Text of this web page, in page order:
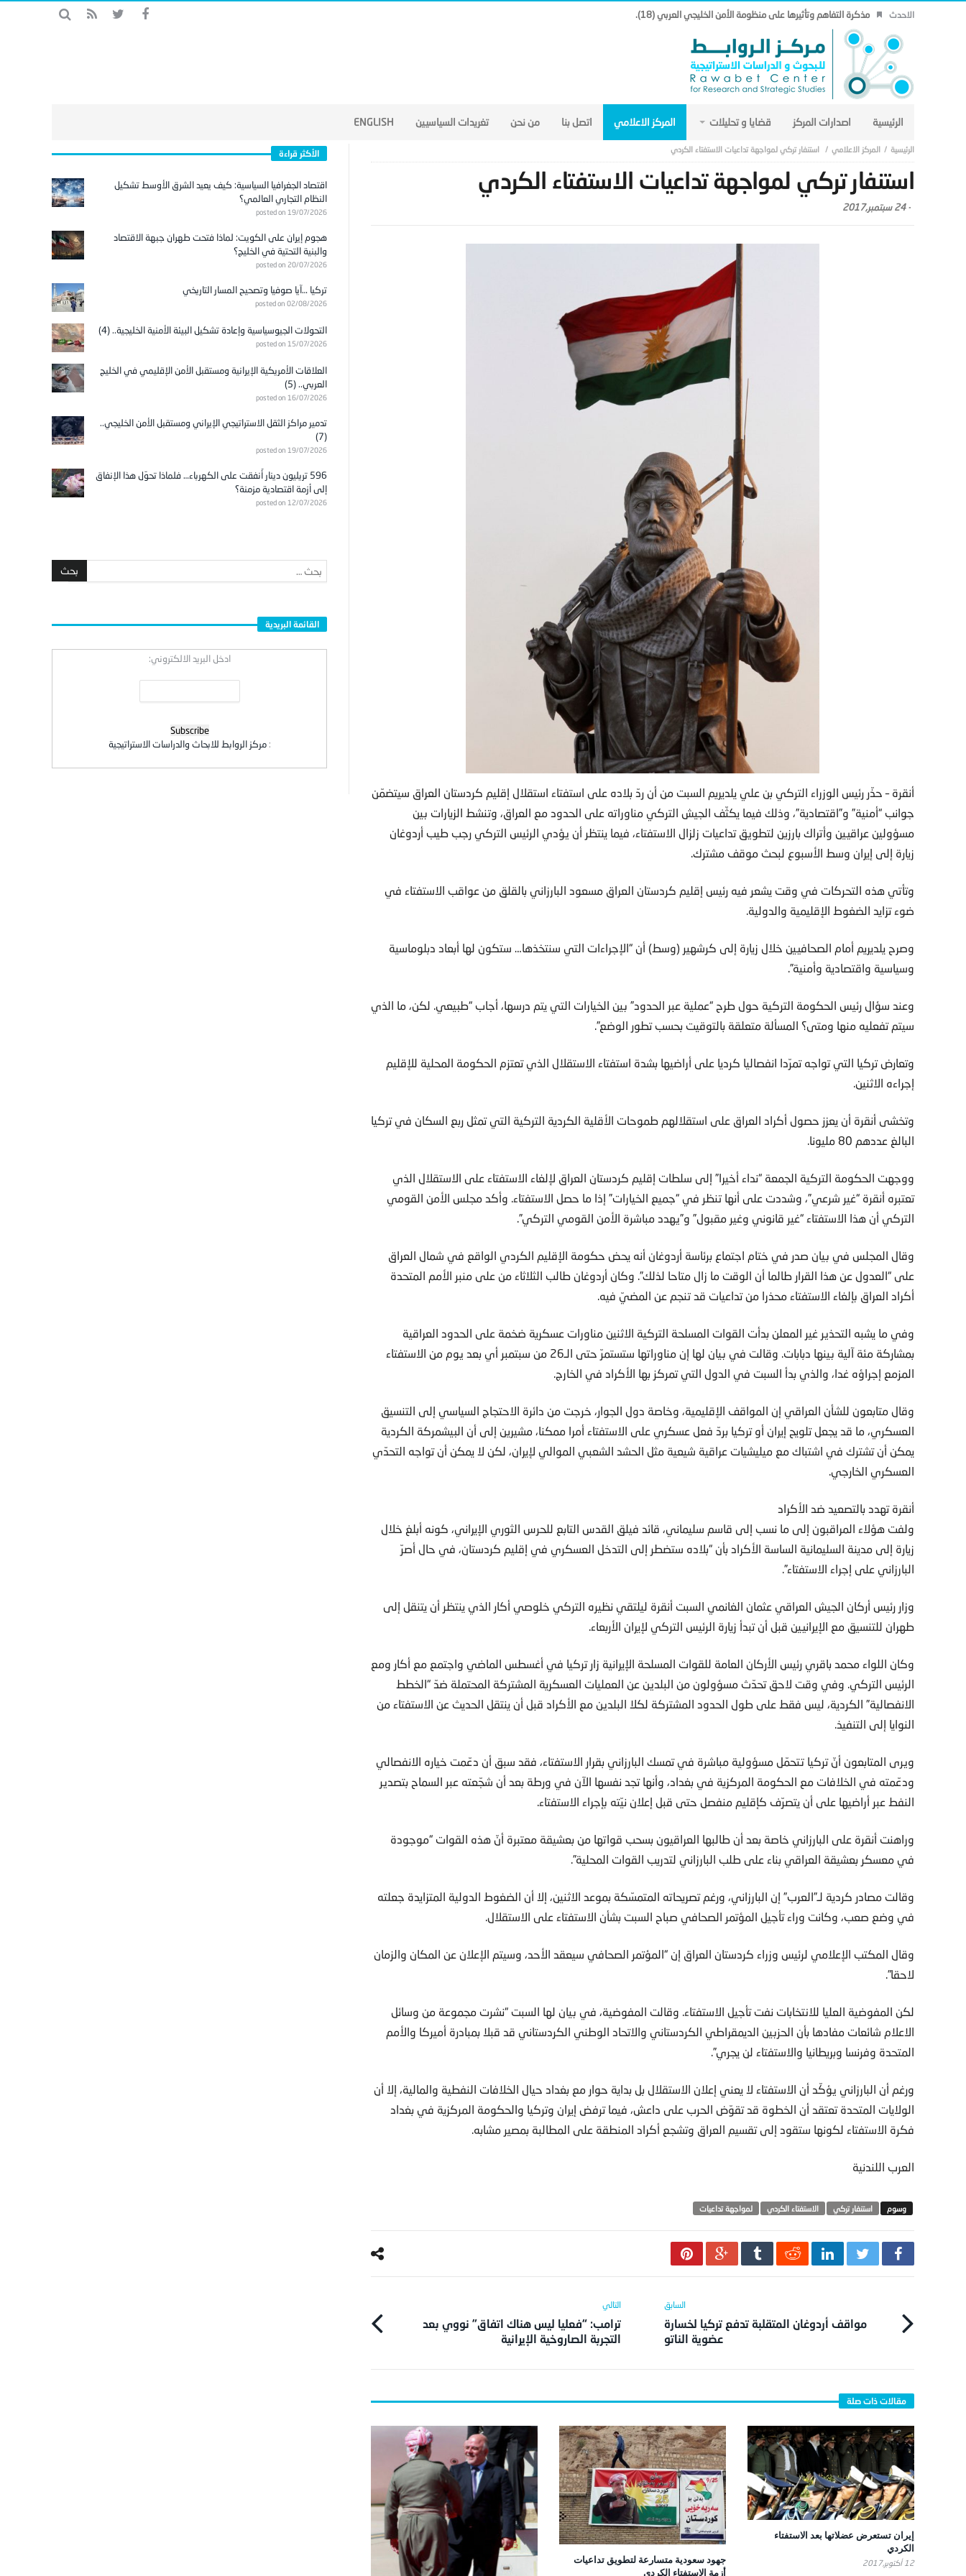
الاحدث مذكرة التفاهم وتأثيرها على منظومة الأمن الخليجي العربي (18).
الرئيسية اصدارات المركز قضايا و تحليلات المركز الاعلامي اتصل بنا من نحن تغريدات السياسيين ENGLISH
المركز الاعلامي استنفار تركي لمواجهة تداعيات الاستفتاء الكردي
استنفار تركي لمواجهة تداعيات الاستفتاء الكردي
-24 سبتمبر,2017
أنقرة – حذّر رئيس الوزراء التركي بن علي يلديريم السبت من أن ردّ بلاده على استفتاء استقلال إقليم كردستان العراق سيتضمّن
جوانب “أمنية” و”اقتصادية”، وذلك فيما يكثّف الجيش التركي مناوراته على الحدود مع العراق، وتنشط الزيارات بين
مسؤولين عراقيين وأتراك بارزين لتطويق تداعيات زلزال الاستفتاء، فيما ينتظر أن يؤدي الرئيس التركي رجب طيب أردوغان
زيارة إلى إيران وسط الأسبوع لبحث موقف مشترك.
وتأتي هذه التحركات في وقت يشعر فيه رئيس إقليم كردستان العراق مسعود البارزاني بالقلق من عواقب الاستفتاء في
ضوء تزايد الضغوط الإقليمية والدولية.
وصرح يلديريم أمام الصحافيين خلال زيارة إلى كرشهير (وسط) أن “الإجراءات التي سنتخذها… ستكون لها أبعاد دبلوماسية
وسياسية واقتصادية وأمنية”.
وعند سؤال رئيس الحكومة التركية حول طرح “عملية عبر الحدود” بين الخيارات التي يتم درسها، أجاب “طبيعي. لكن، ما الذي
سيتم تفعليه منها ومتى؟ المسألة متعلقة بالتوقيت بحسب تطور الوضع”.
وتعارض تركيا التي تواجه تمرّدا انفصاليا كرديا على أراضيها بشدة استفتاء الاستقلال الذي تعتزم الحكومة المحلية للإقليم
إجراءه الاثنين.
وتخشى أنقرة أن يعزز حصول أكراد العراق على استقلالهم طموحات الأقلية الكردية التركية التي تمثل ربع السكان في تركيا
البالغ عددهم 80 مليونا.
ووجهت الحكومة التركية الجمعة “نداء أخيرا” إلى سلطات إقليم كردستان العراق لإلغاء الاستفتاء على الاستقلال الذي
تعتبره أنقرة “غير شرعي”، وشددت على أنها تنظر في “جميع الخيارات” إذا ما حصل الاستفتاء. وأكد مجلس الأمن القومي
التركي أن هذا الاستفتاء “غير قانوني وغير مقبول” و”يهدد مباشرة الأمن القومي التركي”.
وقال المجلس في بيان صدر في ختام اجتماع برئاسة أردوغان أنه يحض حكومة الإقليم الكردي الواقع في شمال العراق
على “العدول عن هذا القرار طالما أن الوقت ما زال متاحا لذلك”. وكان أردوغان طالب الثلاثاء من على منبر الأمم المتحدة
أكراد العراق بإلغاء الاستفتاء محذرا من تداعيات قد تنجم عن المضيّ فيه.
وفي ما يشبه التحذير غير المعلن بدأت القوات المسلحة التركية الاثنين مناورات عسكرية ضخمة على الحدود العراقية
بمشاركة مئة آلية بينها دبابات. وقالت في بيان لها إن مناوراتها ستستمرّ حتى الـ26 من سبتمبر أي بعد يوم من الاستفتاء
المزمع إجراؤه غدا، والذي بدأ السبت في الدول التي تمركز بها الأكراد في الخارج.
وقال متابعون للشأن العراقي إن المواقف الإقليمية، وخاصة دول الجوار، خرجت من دائرة الاحتجاج السياسي إلى التنسيق
العسكري، ما قد يجعل تلويح إيران أو تركيا بردّ فعل عسكري على الاستفتاء أمرا ممكنا، مشيرين إلى أن البيشمركة الكردية
يمكن أن تشترك في اشتباك مع ميليشيات عراقية شيعية مثل الحشد الشعبي الموالي لإيران، لكن لا يمكن أن تواجه التحدّي
العسكري الخارجي.
أنقرة تهدد بالتصعيد ضد الأكراد
ولفت هؤلاء المراقبون إلى ما نسب إلى قاسم سليماني، قائد فيلق القدس التابع للحرس الثوري الإيراني، كونه أبلغ خلال
زيارة إلى مدينة السليمانية الساسة الأكراد بأن “بلاده ستضطر إلى التدخل العسكري في إقليم كردستان، في حال أصرّ
البارزاني على إجراء الاستفتاء”.
وزار رئيس أركان الجيش العراقي عثمان الغانمي السبت أنقرة ليلتقي نظيره التركي خلوصي أكار الذي ينتظر أن يتنقل إلى
طهران للتنسيق مع الإيرانيين قبل أن تبدأ زيارة الرئيس التركي لإيران الأربعاء.
وكان اللواء محمد باقري رئيس الأركان العامة للقوات المسلحة الإيرانية زار تركيا في أغسطس الماضي واجتمع مع أكار ومع
الرئيس التركي. وفي وقت لاحق تحدّث مسؤولون من البلدين عن العمليات العسكرية المشتركة المحتملة ضدّ “الخطط
الانفصالية” الكردية، ليس فقط على طول الحدود المشتركة لكلا البلدين مع الأكراد قبل أن ينتقل الحديث عن الاستفتاء من
النوايا إلى التنفيذ.
ويرى المتابعون أنّ تركيا تتحمّل مسؤولية مباشرة في تمسك البارزاني بقرار الاستفتاء، فقد سبق أن دعّمت خياره الانفصالي
ودعّمته في الخلافات مع الحكومة المركزية في بغداد، وأنها تجد نفسها الآن في ورطة بعد أن شجّعته عبر السماح بتصدير
النفط عبر أراضيها على أن يتصرّف كإقليم منفصل حتى قبل إعلان نيّته بإجراء الاستفتاء.
وراهنت أنقرة على البارزاني خاصة بعد أن طالبها العراقيون بسحب قواتها من بعشيقة معتبرة أنّ هذه القوات “موجودة
في معسكر بعشيقة العراقي بناء على طلب البارزاني لتدريب القوات المحلية”.
وقالت مصادر كردية لـ”العرب” إن البارزاني، ورغم تصريحاته المتمسّكة بموعد الاثنين، إلا أن الضغوط الدولية المتزايدة جعلته
في وضع صعب، وكانت وراء تأجيل المؤتمر الصحافي صباح السبت بشأن الاستفتاء على الاستقلال.
وقال المكتب الإعلامي لرئيس وزراء كردستان العراق إن “المؤتمر الصحافي سيعقد الأحد، وسيتم الإعلان عن المكان والزمان
لاحقا”.
لكن المفوضية العليا للانتخابات نفت تأجيل الاستفتاء. وقالت المفوضية، في بيان لها السبت “نشرت مجموعة من وسائل
الاعلام شائعات مفادها بأن الحزبين الديمقراطي الكردستاني والاتحاد الوطني الكردستاني قد قبلا بمبادرة أميركا والأمم
المتحدة وفرنسا وبريطانيا والاستفتاء لن يجري”.
ورغم أن البارزاني يؤكّد أن الاستفتاء لا يعني إعلان الاستقلال بل بداية حوار مع بغداد حيال الخلافات النفطية والمالية، إلا أن
الولايات المتحدة تعتقد أن الخطوة قد تقوّض الحرب على داعش، فيما ترفض إيران وتركيا والحكومة المركزية في بغداد
فكرة الاستفتاء لكونها ستقود إلى تقسيم العراق وتشجع أكراد المنطقة على المطالبة بمصير مشابه.
العرب اللندنية
استنفار تركي الاستفتاء الكردي لمواجهة تداعيات
مواقف أردوغان المتقلبة تدفع تركيا لخسارة
عضوية الناتو
ترامب: “فعليا ليس هناك اتفاق” نووي بعد
التجربة الصاروخية الإيرانية
إيران تستعرض عضلاتها بعد الاستفتاء
الكردي
12 أكتوبر,2017
جهود سعودية متسارعة لتطويق تداعيات
أزمة الاستفتاء الكردي
الأكثر قراءة
اقتصاد الجغرافيا السياسية: كيف يعيد الشرق الأوسط تشكيل
النظام التجاري العالمي؟
posted on 19/07/2026
هجوم إيران على الكويت: لماذا فتحت طهران جبهة الاقتصاد
والبنية التحتية في الخليج؟
posted on 20/07/2026
تركيا …آيا صوفيا وتصحيح المسار التاريخي
posted on 02/08/2026
التحولات الجيوسياسية وإعادة تشكيل البيئة الأمنية الخليجية.. (4)
posted on 15/07/2026
العلاقات الأمريكية الإيرانية ومستقبل الأمن الإقليمي في الخليج
العربي.. (5)
posted on 16/07/2026
تدمير مراكز الثقل الاستراتيجي الإيراني ومستقبل الأمن الخليجي..
(7)
posted on 19/07/2026
596 تريليون دينار أُنفقت على الكهرباء… فلماذا تحوّل هذا الإنفاق
إلى أزمة اقتصادية مزمنة؟
posted on 12/07/2026
القائمة البريدية
ادخل البريد الالكتروني:
:مركز الروابط للابحاث والدراسات الاستراتيجية